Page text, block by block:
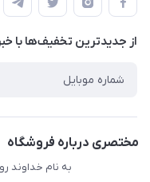
لیست محصولات
درباره ما
حریم خصوصی
راهنما
از جدید‌ترین تخفیف‌ها با‌
مختصری درباره فروشگاه
به نام خداوند